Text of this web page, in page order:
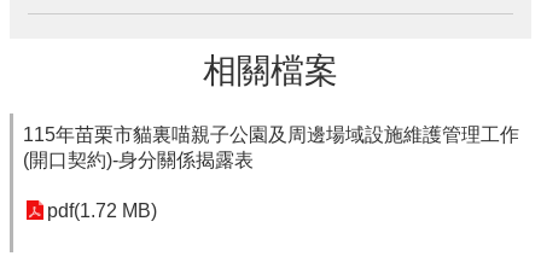
相關檔案
115年苗栗市貓裏喵親子公園及周邊場域設施維護管理工作
(開口契約)-身分關係揭露表
pdf(1.72 MB)